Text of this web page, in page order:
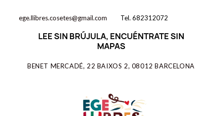
ege.llibres.cosetes@gmail.com Tel. 682312072
LEE SIN BRÚJULA, ENCUÉNTRATE SIN
MAPAS
BENET MERCADÉ, 22 BAIXOS 2, 08012 BARCELONA